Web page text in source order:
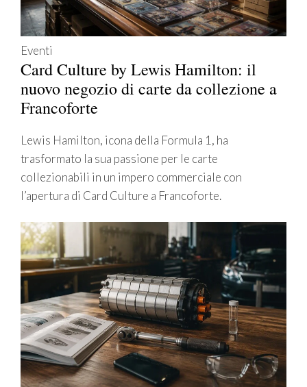
Eventi
Card Culture by Lewis Hamilton: il
nuovo negozio di carte da collezione a
Francoforte
Lewis Hamilton, icona della Formula 1, ha
trasformato la sua passione per le carte
collezionabili in un impero commerciale con
l’apertura di Card Culture a Francoforte.